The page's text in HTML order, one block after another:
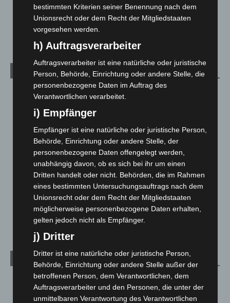
Anklage nach Abschaltung von „Archetyp Market“ erhoben
3. August 2026
Kategorien
Blaulicht
Corona-News
Langenhagen und Ortsteile
Leserbriefe
Über uns
Veranstaltungen
August 2026(12)
Juli 2026(73)
bestimmten Kriterien seiner Benennung nach dem
Unionsrecht oder dem Recht der Mitgliedstaaten
vorgesehen werden.
h) Auftragsverarbeiter
Auftragsverarbeiter ist eine natürliche oder juristische
Person, Behörde, Einrichtung oder andere Stelle, die
personenbezogene Daten im Auftrag des
Verantwortlichen verarbeitet.
i) Empfänger
Empfänger ist eine natürliche oder juristische Person,
Behörde, Einrichtung oder andere Stelle, der
personenbezogene Daten offengelegt werden,
unabhängig davon, ob es sich bei ihr um einen
Dritten handelt oder nicht. Behörden, die im Rahmen
eines bestimmten Untersuchungsauftrags nach dem
Unionsrecht oder dem Recht der Mitgliedstaaten
möglicherweise personenbezogene Daten erhalten,
gelten jedoch nicht als Empfänger.
j) Dritter
Dritter ist eine natürliche oder juristische Person,
Behörde, Einrichtung oder andere Stelle außer der
betroffenen Person, dem Verantwortlichen, dem
Auftragsverarbeiter und den Personen, die unter der
unmittelbaren Verantwortung des Verantwortlichen